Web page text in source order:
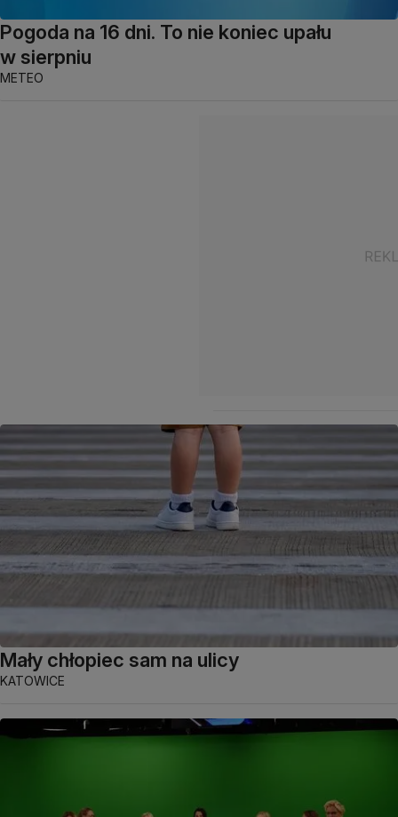
Pogoda na 16 dni. To nie koniec upału
w sierpniu
METEO
Mały chłopiec sam na ulicy
KATOWICE